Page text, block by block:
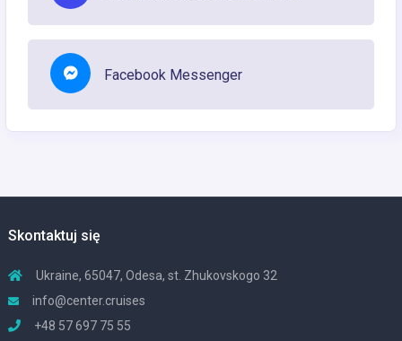
Facebook Messenger
Skontaktuj się
Ukraine, 65047, Odesa, st. Zhukovskogo 32
info@center.cruises
+48 57 697 75 55